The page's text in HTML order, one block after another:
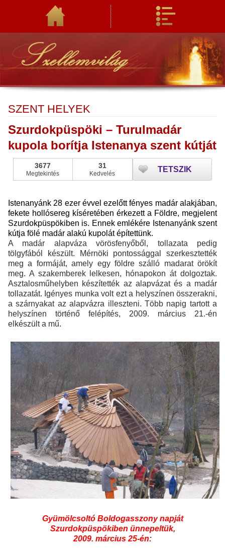
SZENT HELYEK
Szurdokpüspöki – Turulmadár
kupola borítja Istenanya szent kútját
3677
Megtekintés
31
Kedvelés TETSZIK
Istenanyánk 28 ezer évvel ezelőtt fényes madár alakjában,
fekete hollósereg kíséretében érkezett a Földre, megjelent
Szurdokpüspökiben is. Ennek emlékére Istenanyánk szent
kútja fölé madár alakú kupolát építettünk.
A madár alapváza vörösfenyőből, tollazata pedig
tölgyfából készült. Mérnöki pontossággal szerkesztették
meg a formáját, amely egy földre szálló madarat örökít
meg. A szakemberek lelkesen, hónapokon át dolgoztak.
Asztalosműhelyben készítették az alapvázat és a madár
tollazatát. Igényes munka volt ezt a helyszínen összerakni,
a szárnyakat az alapvázra illeszteni. Több napig tartott a
helyszínen történő felépítés, 2009. március 21.-én
elkészült a mű.
Gyümölcsoltó Boldogasszony napját
Szurdokpüspökiben ünnepeltük,
2009. március 25-én: